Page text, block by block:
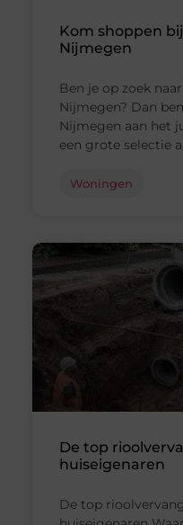
Kom shoppen
Nijmegen
Ben je op zoek
Nijmegen? Dan
Nijmegen aan het
een grote selectie
Woningen
De top
huiseigenaren
De top